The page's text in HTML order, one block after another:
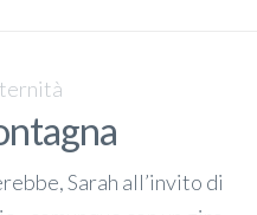
Sarah all’invito di